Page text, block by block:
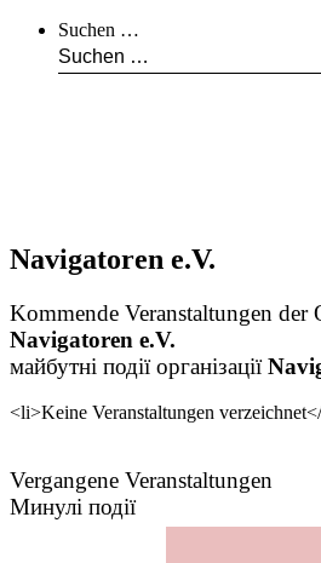
Suchen …
Navigatoren e.V.
Kommende Veranstaltungen der
Navigatoren e.V.
майбутні події організації
<li>Keine Veranstaltungen
Vergangene Veranstaltungen
Минулі події